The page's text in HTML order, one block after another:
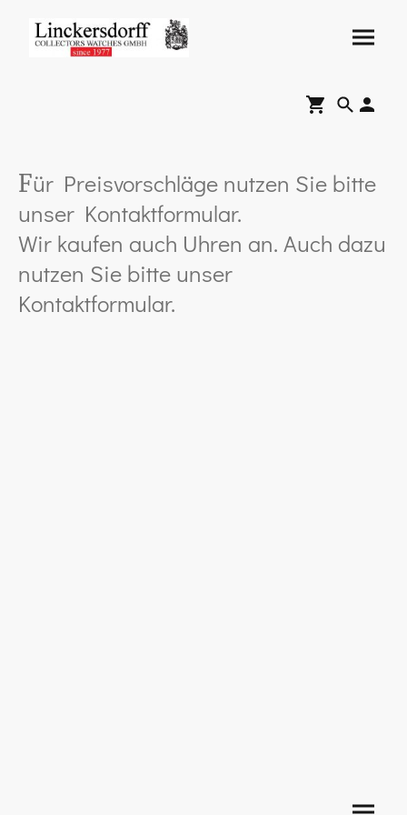
Für Preisvorschläge nutzen Sie bitte
unser Kontaktformular.
Wir kaufen auch Uhren an. Auch dazu
nutzen Sie bitte unser
Kontaktformular.